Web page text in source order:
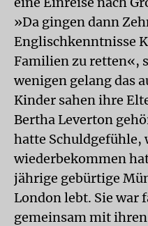
»Da gingen dann
Englischkenntnisse
Familien zu retten«,
wenigen gelang das
Kinder sahen ihre
Bertha Leverton
hatte Schuldgefühle,
wiederbekommen
jährige gebürtige
London lebt. Sie war
gemeinsam mit